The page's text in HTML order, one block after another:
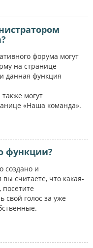
форума могут
на странице
данная функция
могут
«Наша команда».
функции?
создано и
считаете, что какая-
свой голос за уже